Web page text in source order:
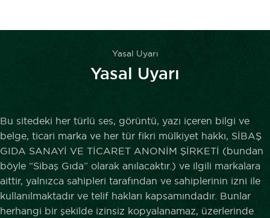
Yasal Uyarı
Yasal Uyarı
Bu sitedeki her türlü ses, görüntü, yazı içeren bilgi ve
belge, ticari marka ve her tür fikri mülkiyet hakkı, SİBAŞ
GIDA SANAYİ VE TİCARET ANONİM ŞİRKETİ (bundan
böyle “Sibaş Gıda” olarak anılacaktır.) ve ilgili markalara
aittir, yalnızca sahipleri tarafından ve sahiplerinin izni ile
kullanılmaktadır ve telif hakları kapsamındadır. Bunlar
herhangi bir şekilde izinsiz kopyalanamaz, üzerlerinde